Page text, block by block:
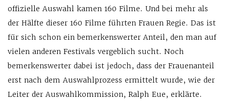
offizielle Auswahl kamen 160 Filme. Und bei mehr als
der Hälfte dieser 160 Filme führten Frauen Regie. Das ist
für sich schon ein bemerkenswerter Anteil, den man auf
vielen anderen Festivals vergeblich sucht. Noch
bemerkenswerter dabei ist jedoch, dass der Frauenanteil
erst nach dem Auswahlprozess ermittelt wurde, wie der
Leiter der Auswahlkommission, Ralph Eue, erklärte.